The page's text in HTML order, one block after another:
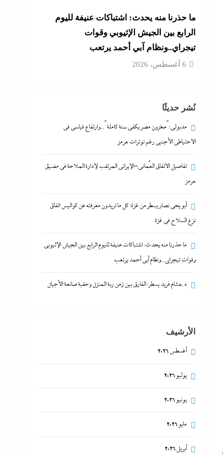
ما حذرنا منه يحدث: اشتباكات عنيفة لليوم
الرابع بين الجيش الإثيوبي وقوات
تيجراي..ونظام آبي أحمد يرتعب
6 أغسطس، 2026
نُشر حديثًا
مدبولي:”مخزون مصر يكفي سنة كاملة”..وارتفاع قياسي في
الاحتياطي الأجنبي رغم توترات هرمز
تفاصيل الاتفاق العُماني-الإيراني المرتقب لإدارة الملاحة في مضيق
هرمز
أبو يحى نصار يسطر من غزة: كل ما تريدون معرفته عن كواليس اتفاق
نزع السلاح في غزة
ما حذرنا منه يحدث: اشتباكات عنيفة لليوم الرابع بين الجيش الإثيوبي
وقوات تيجراي..ونظام آبي أحمد يرتعب
د.هشام فريد يسطر: الفارق بين زمن ربة المنزل وحقبة صانعة الأجيال
الأرشيف
أغسطس 2026
يوليو 2026
يونيو 2026
مايو 2026
أبريل 2026